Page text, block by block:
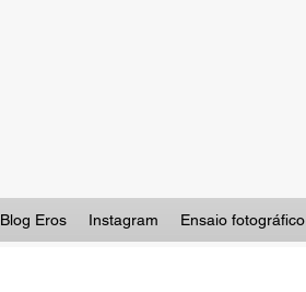
Blog Eros Instagram Ensaio fotográfico